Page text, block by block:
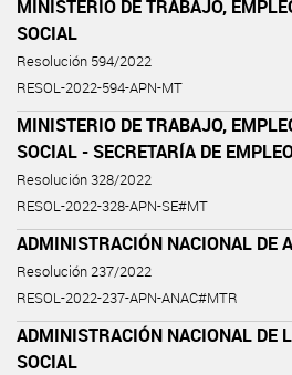
MINISTERIO DE TRABAJO,
SOCIAL
Resolución 594/2022
RESOL-2022-594-APN-MT
MINISTERIO DE TRABAJO,
SOCIAL - SECRETARÍA DE
Resolución 328/2022
RESOL-2022-328-APN-SE#MT
ADMINISTRACIÓN NACIONAL DE
Resolución 237/2022
RESOL-2022-237-APN-ANAC#MTR
ADMINISTRACIÓN NACIONAL DE
SOCIAL